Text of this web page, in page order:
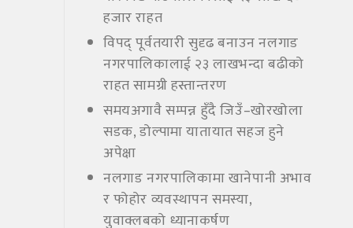
हजार राहत
विपद् पूर्वतयारी सुदृढ बनाउन नलगाड
नगरपालिकालाई २३ लाखभन्दा बढीको
राहत सामग्री हस्तान्तरण
समयअगावै सम्पन्न हुँदै जिउँ–खोरखोला
सडक, डोल्पामा यातायात सहज हुने
अपेक्षा
नलगाड नगरपालिकामा खानेपानी अभाव
र फोहोर व्यवस्थापन समस्या,
युवाक्लबको ध्यानाकर्षण